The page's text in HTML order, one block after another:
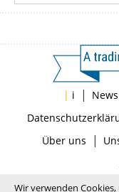
| i | News
Über uns |
Wir verwenden